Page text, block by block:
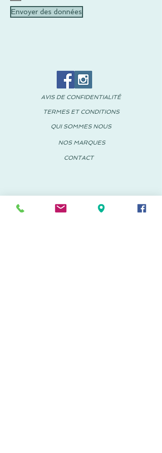
Envoyer des données
AVIS DE CONFIDENTIALITÉ
TERMES ET CONDITIONS
QUI SOMMES NOUS
NOS MARQUES
CONTACT